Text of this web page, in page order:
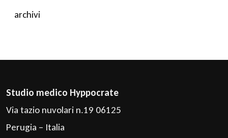
archivi
Studio medico Hyppocrate
Via tazio nuvolari n.19 06125
Perugia – Italia